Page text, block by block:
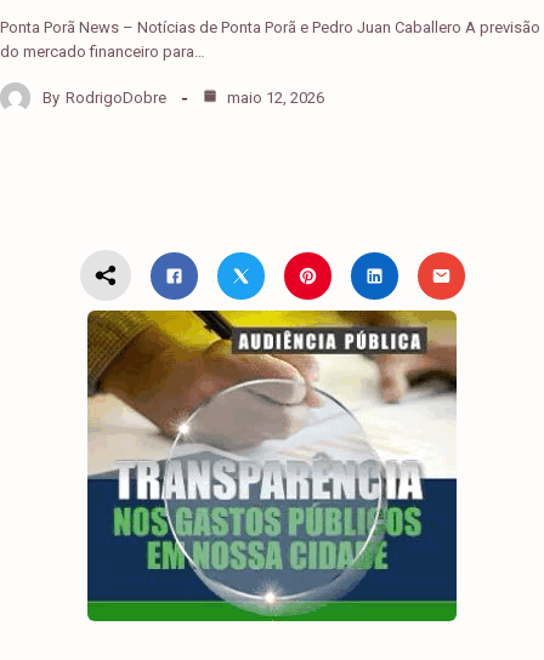
Ponta Porã News – Notícias de Ponta Porã e Pedro Juan Caballero A previsão
do mercado financeiro para…
By RodrigoDobre maio 12, 2026